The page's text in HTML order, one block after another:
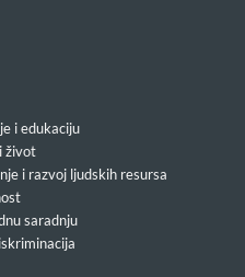
i edukaciju
život
i razvoj ljudskih resursa
saradnju